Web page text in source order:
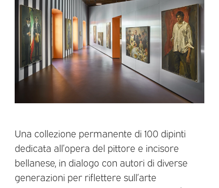
Una collezione permanente di 100 dipinti
dedicata all’opera del pittore e incisore
bellanese, in dialogo con autori di diverse
generazioni per riflettere sull’arte